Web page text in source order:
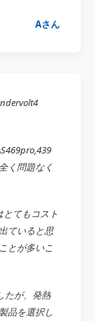
Aさん
く問題なく
てもコスト
ていると思
とが多いこ
たが、発熱
品を選択し